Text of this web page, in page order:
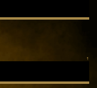
↑